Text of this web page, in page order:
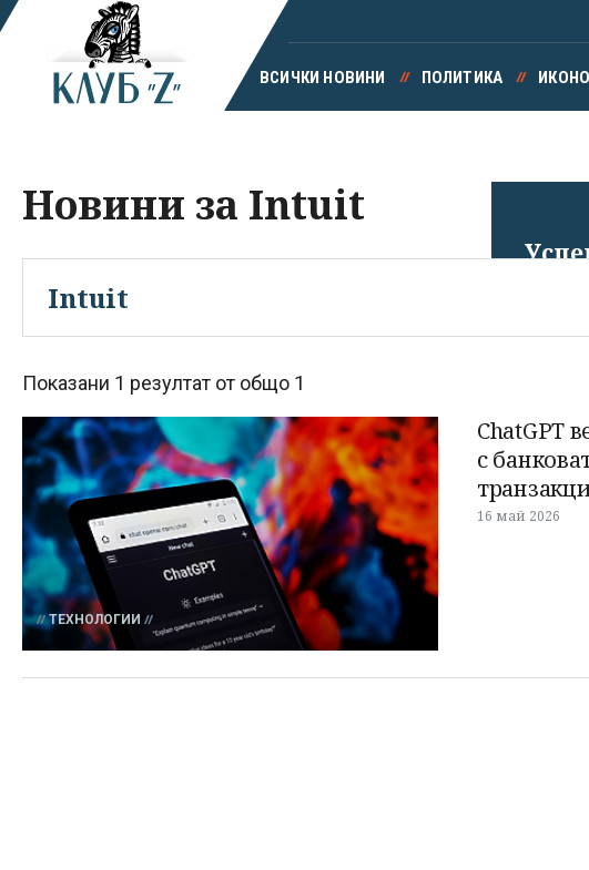
ВСИЧКИ НОВИНИ ПОЛИТИКА
Новини за Intuit
Показани 1 резултат от общо 1
ТЕХНОЛОГИИ
ChatGPT
с
16 май 2026